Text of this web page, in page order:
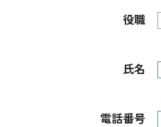
役職
氏名
電話番号